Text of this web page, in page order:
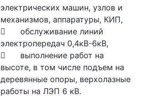
электрических машин, узлов и
механизмов, аппаратуры, КИП,
	обслуживание линий
электропередач 0,4кВ-6кВ,
	выполнение работ на
высоте, в том числе подъем на
деревянные опоры, верхолазные
работы на ЛЭП 6 кВ.